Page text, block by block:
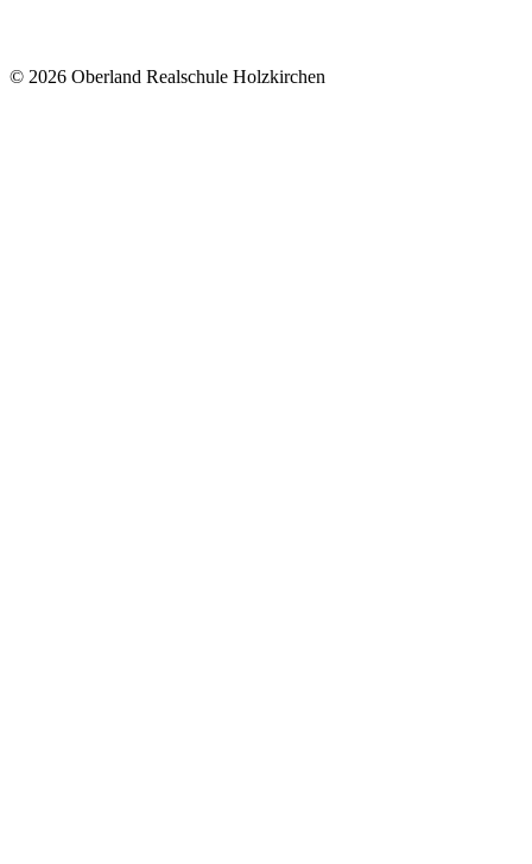
© 2026 Oberland Realschule Holzkirchen